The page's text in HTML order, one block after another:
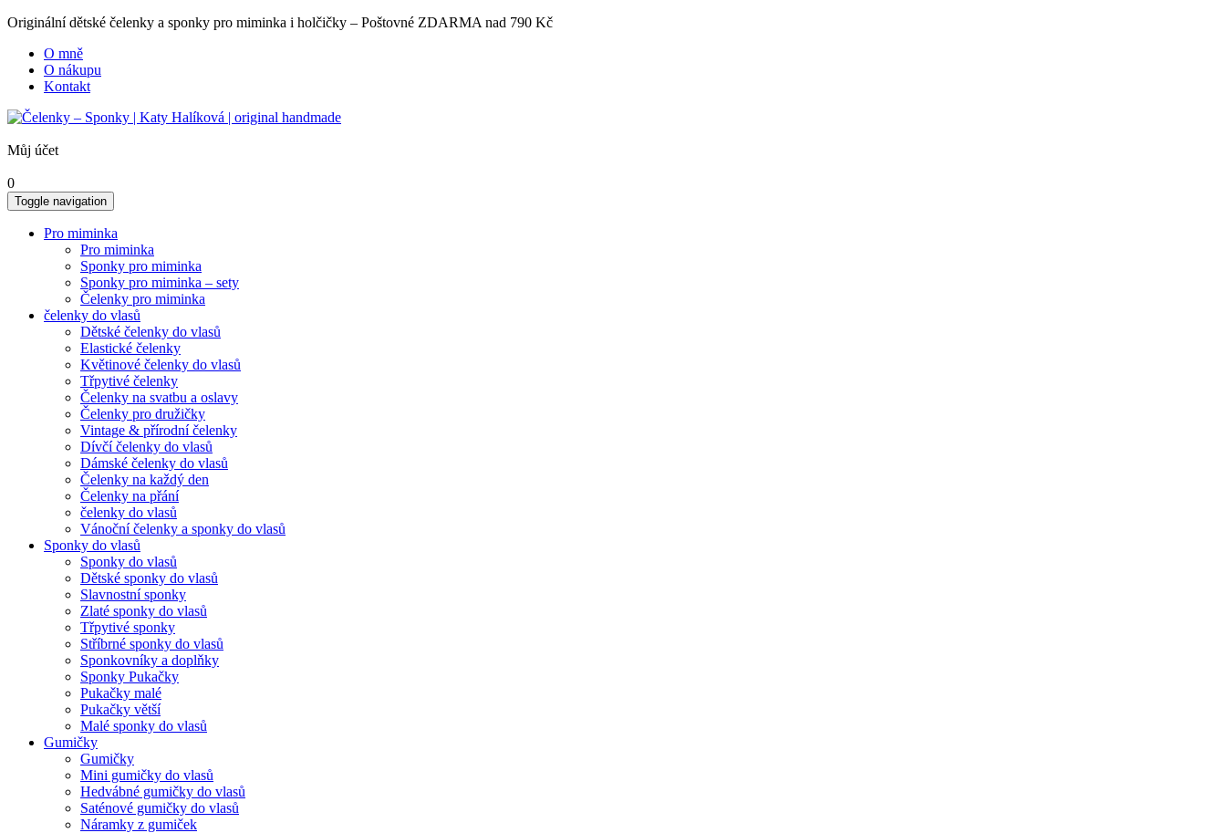
Originální dětské čelenky a sponky pro miminka i holčičky – Poštovné ZDARMA nad 790 Kč
O mně
O nákupu
Kontakt
Můj účet
0
Toggle navigation
Pro miminka
Pro miminka
Sponky pro miminka
Sponky pro miminka – sety
Čelenky pro miminka
čelenky do vlasů
Dětské čelenky do vlasů
Elastické čelenky
Květinové čelenky do vlasů
Třpytivé čelenky
Čelenky na svatbu a oslavy
Čelenky pro družičky
Vintage & přírodní čelenky
Dívčí čelenky do vlasů
Dámské čelenky do vlasů
Čelenky na každý den
Čelenky na přání
čelenky do vlasů
Vánoční čelenky a sponky do vlasů
Sponky do vlasů
Sponky do vlasů
Dětské sponky do vlasů
Slavnostní sponky
Zlaté sponky do vlasů
Třpytivé sponky
Stříbrné sponky do vlasů
Sponkovníky a doplňky
Sponky Pukačky
Pukačky malé
Pukačky větší
Malé sponky do vlasů
Gumičky
Gumičky
Mini gumičky do vlasů
Hedvábné gumičky do vlasů
Saténové gumičky do vlasů
Náramky z gumiček